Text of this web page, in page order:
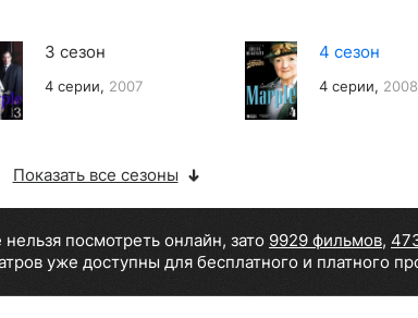
3 сезон
4 серии, 2007
4 сезон
4 серии, 2008
Показать все сезоны
посмотреть онлайн, зато 9929 фильмов,
уже доступны для бесплатного и платного